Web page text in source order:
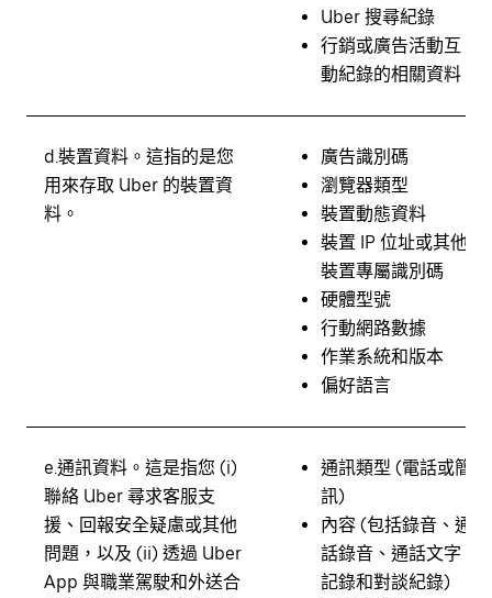
Uber 搜尋紀錄
行銷或廣告活動互
動紀錄的相關資料
d. 裝置資料。 這指的是您
用來存取 Uber 的裝置資
料。
廣告識別碼
瀏覽器類型
裝置動態資料
裝置 IP 位址或其他
裝置專屬識別碼
硬體型號
行動網路數據
作業系統和版本
偏好語言
e. 通訊資料。 這是指您 (i)
聯絡 Uber 尋求客服支
援、回報安全疑慮或其他
問題，以及 (ii) 透過 Uber
App 與職業駕駛和外送合
通訊類型 (電話或簡
訊)
內容 (包括錄音、通
話錄音、通話文字
記錄和對談紀錄)